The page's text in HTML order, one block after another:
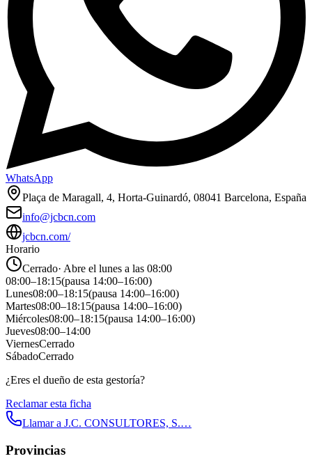
WhatsApp
Plaça de Maragall, 4, Horta-Guinardó, 08041 Barcelona, España
info@jcbcn.com
jcbcn.com/
Horario
Cerrado· Abre el lunes a las 08:00
08:00–18:15(pausa 14:00–16:00)
Lunes08:00–18:15(pausa 14:00–16:00)
Martes08:00–18:15(pausa 14:00–16:00)
Miércoles08:00–18:15(pausa 14:00–16:00)
Jueves08:00–14:00
ViernesCerrado
SábadoCerrado
¿Eres el dueño de esta gestoría?
Reclamar esta ficha
Llamar a J.C. CONSULTORES, S.…
Provincias